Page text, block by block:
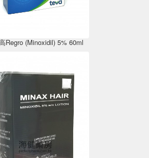
Regro (Minoxidil) 5% 60ml